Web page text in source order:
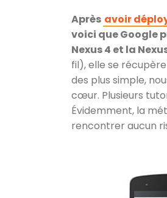
Après avoir
voici que Google
Nexus 4 et la
fil), elle se
des plus simple,
cœur. Plusieurs
Évidemment, la
rencontrer aucun